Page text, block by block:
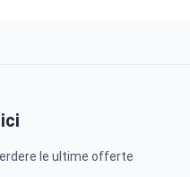
le ultime offerte